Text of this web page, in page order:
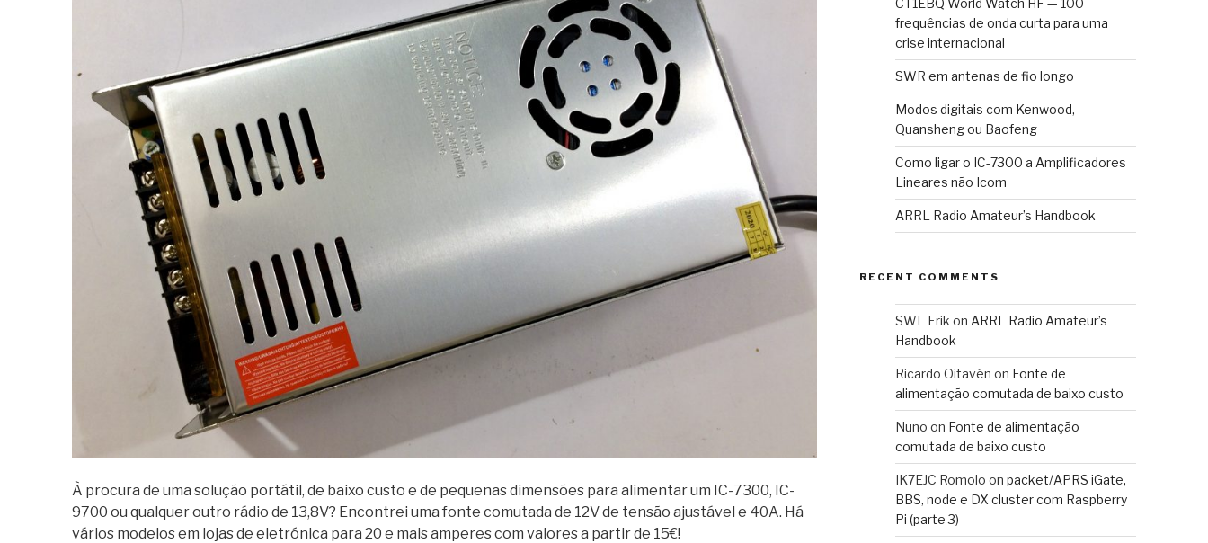
À procura de uma solução portátil, de baixo custo e de pequenas dimensões para alimentar um IC-7300, IC-
9700 ou qualquer outro rádio de 13,8V? Encontrei uma fonte comutada de 12V de tensão ajustável e 40A. Há
vários modelos em lojas de eletrónica para 20 e mais amperes com valores a partir de 15€!
CT1EBQ World Watch HF — 100
frequências de onda curta para uma
crise internacional
SWR em antenas de fio longo
Modos digitais com Kenwood,
Quansheng ou Baofeng
Como ligar o IC-7300 a Amplificadores
Lineares não Icom
ARRL Radio Amateur’s Handbook
RECENT COMMENTS
SWL Erik on ARRL Radio Amateur’s
Handbook
Ricardo Oitavén on Fonte de
alimentação comutada de baixo custo
Nuno on Fonte de alimentação
comutada de baixo custo
IK7EJC Romolo onpacket/APRS iGate,
BBS, node e DX cluster com Raspberry
Pi (parte 3)